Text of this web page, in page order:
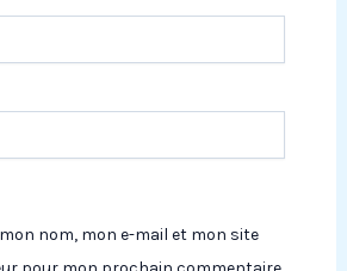
nom, mon e-mail et mon site